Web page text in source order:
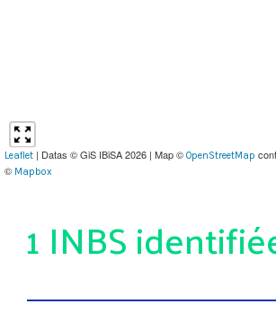
Leaflet | Datas © GiS IBiSA 2026 | Map © OpenStreetMap
© Mapbox
1 INBS